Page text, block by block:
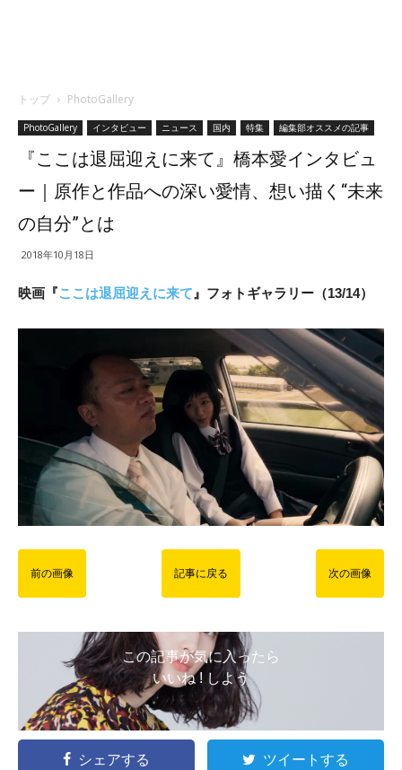
トップ PhotoGallery
PhotoGallery インタビュー ニュース 国内 特集 編集部オススメの記事
『ここは退屈迎えに来て』橋本愛インタビュ
ー｜原作と作品への深い愛情、想い描く“未来
の自分”とは
2018年10月18日
映画『ここは退屈迎えに来て 』フォトギャラリー（13/14）
前の画像 記事に戻る 次の画像
この記事が気に入ったら
いいね ! しよう
シェアする ツイートする